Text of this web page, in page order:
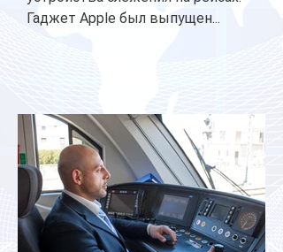
Гаджет Apple был выпущен...